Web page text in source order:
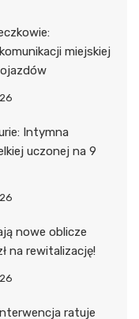
miejskiej
Intymna
uczonej na 9
nowe oblicze
na rewitalizację!
ratuje